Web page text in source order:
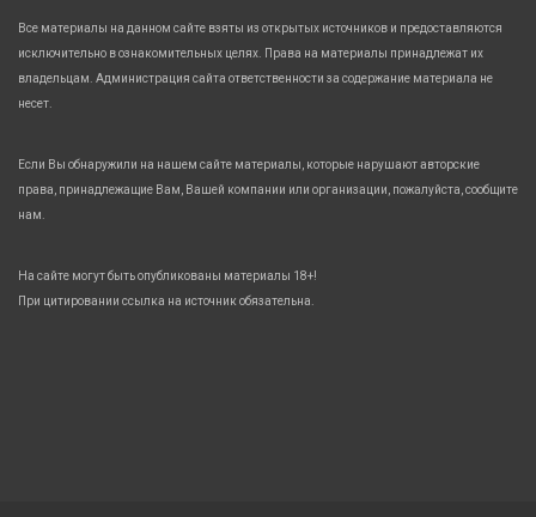
Все материалы на данном сайте взяты из открытых источников и предоставляются
исключительно в ознакомительных целях. Права на материалы принадлежат их
владельцам. Администрация сайта ответственности за содержание материала не
несет.
Если Вы обнаружили на нашем сайте материалы, которые нарушают авторские
права, принадлежащие Вам, Вашей компании или организации, пожалуйста, сообщите
нам.
На сайте могут быть опубликованы материалы 18+!
При цитировании ссылка на источник обязательна.